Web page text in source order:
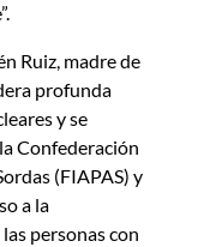
Ruiz, madre de
profunda
y se
Confederación
(FIAPAS) y
a la
personas con